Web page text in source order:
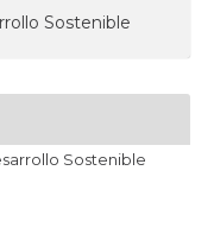
Sostenible
Sostenible